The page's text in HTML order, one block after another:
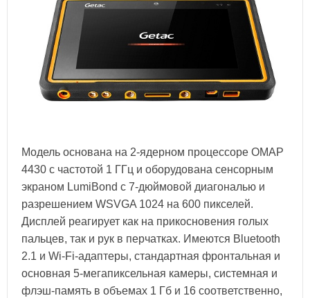
Модель основана на 2-ядерном процессоре OMAP
4430 с частотой 1 ГГц и оборудована сенсорным
экраном LumiBond с 7-дюймовой диагональю и
разрешением WSVGA 1024 на 600 пикселей.
Дисплей реагирует как на прикосновения голых
пальцев, так и рук в перчатках. Имеются Bluetooth
2.1 и Wi-Fi-адаптеры, стандартная фронтальная и
основная 5-мегапиксельная камеры, системная и
флэш-память в объемах 1 Гб и 16 соответственно,